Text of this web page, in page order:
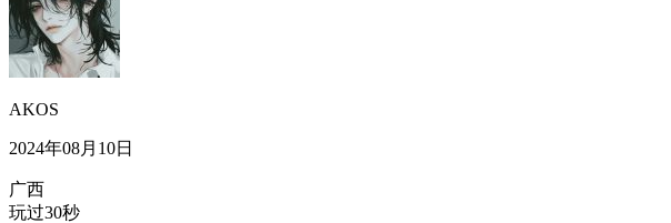
AKOS
2024年08月10日
广西
玩过30秒